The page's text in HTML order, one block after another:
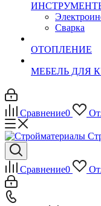
Сварка
ОТОПЛЕНИЕ
МЕБЕЛЬ ДЛЯ
Сравнение0
Сравнение0